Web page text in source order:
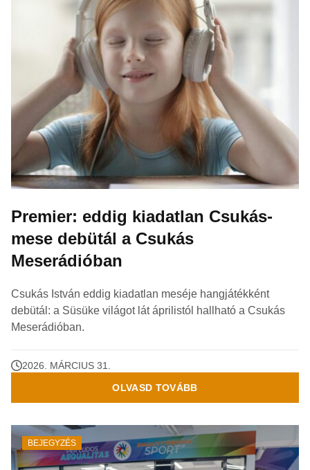
Premier: eddig kiadatlan Csukás-
mese debütál a Csukás
Meserádióban
Csukás István eddig kiadatlan meséje hangjátékként
debütál: a Süsüke világot lát áprilistól hallható a Csukás
Meserádióban.
2026. MÁRCIUS 31.
OLVASD TOVÁBB
BEJEGYZÉS